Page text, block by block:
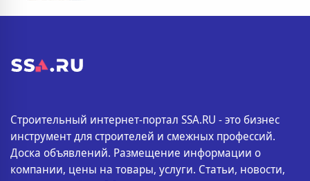
Строительный интернет-портал SSA.RU - это бизнес
инструмент для строителей и смежных профессий.
Доска объявлений. Размещение информации о
компании, цены на товары, услуги. Статьи, новости,